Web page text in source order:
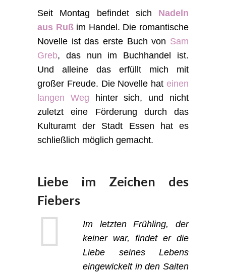
Seit Montag befindet sich Nadeln
aus Rußim Handel. Die romantische
Novelle ist das erste Buch von Sam
Greb, das nun im Buchhandel ist.
Und alleine das erfüllt mich mit
großer Freude. Die Novelle hat einen
langen Weg hinter sich, und nicht
zuletzt eine Förderung durch das
Kulturamt der Stadt Essen hat es
schließlich möglich gemacht.
Liebe im Zeichen des
Fiebers
Im letzten Frühling, der
keiner war, findet er die
Liebe seines Lebens
eingewickelt in den Saiten